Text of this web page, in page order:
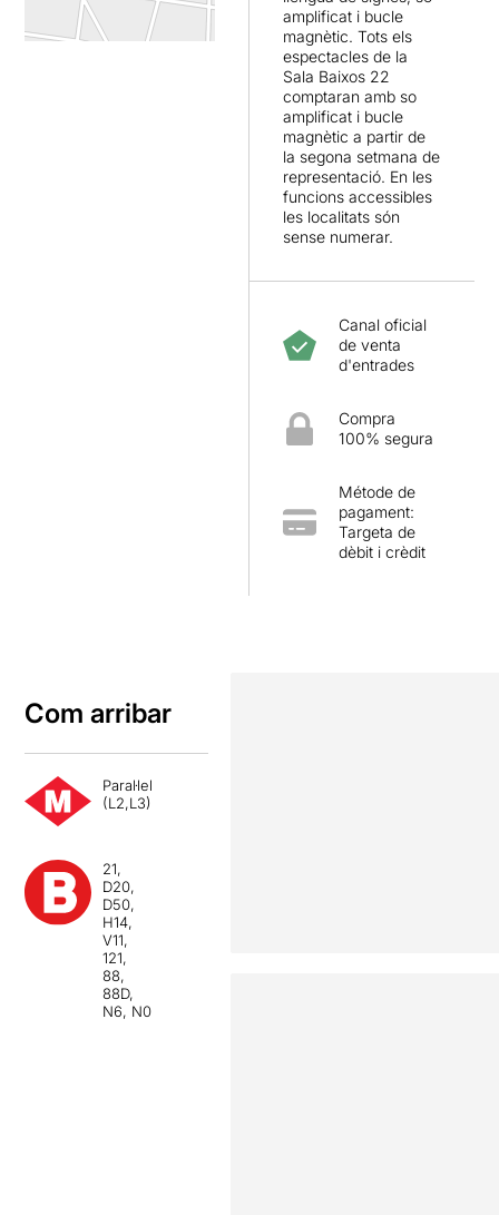
amplificat i bucle
magnètic. Tots els
espectacles de la
Sala Baixos 22
comptaran amb so
amplificat i bucle
magnètic a partir de
la segona setmana de
representació. En les
funcions accessibles
les localitats són
sense numerar.
Canal oficial
de venta
d'entrades
Compra
100% segura
Métode de
pagament:
Targeta de
dèbit i crèdit
Com arribar
Paral·lel
(L2,L3)
21,
D20,
D50,
H14,
V11,
121,
88,
88D,
N6, N0